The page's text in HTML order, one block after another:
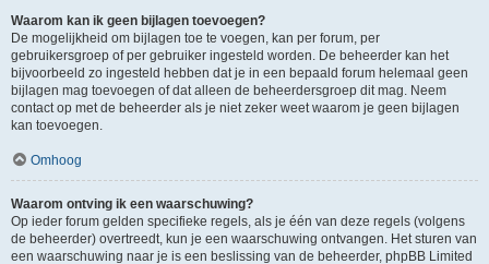
Waarom kan ik geen bijlagen toevoegen?
De mogelijkheid om bijlagen toe te voegen, kan per forum, per
gebruikersgroep of per gebruiker ingesteld worden. De beheerder kan het
bijvoorbeeld zo ingesteld hebben dat je in een bepaald forum helemaal geen
bijlagen mag toevoegen of dat alleen de beheerdersgroep dit mag. Neem
contact op met de beheerder als je niet zeker weet waarom je geen bijlagen
kan toevoegen.
Omhoog
Waarom ontving ik een waarschuwing?
Op ieder forum gelden specifieke regels, als je één van deze regels (volgens
de beheerder) overtreedt, kun je een waarschuwing ontvangen. Het sturen van
een waarschuwing naar je is een beslissing van de beheerder, phpBB Limited